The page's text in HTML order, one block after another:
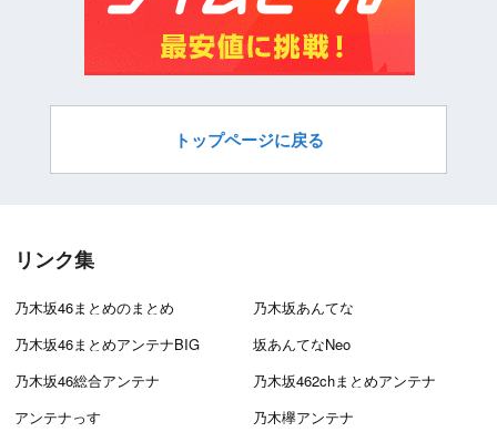
トップページに戻る
リンク集
乃木坂46まとめのまとめ
乃木坂あんてな
乃木坂46まとめアンテナBIG
坂あんてなNeo
乃木坂46総合アンテナ
乃木坂462chまとめアンテナ
アンテナっす
乃木欅アンテナ